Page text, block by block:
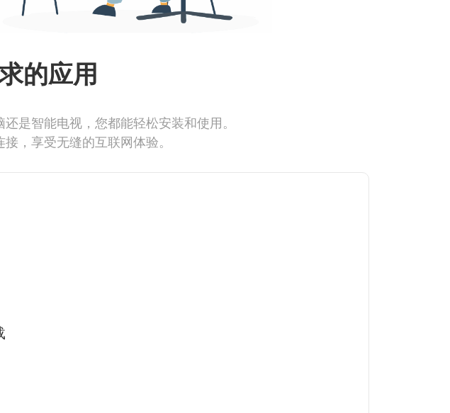
的应用
是智能电视，您都能轻松安装和使用。
，享受无缝的互联网体验。